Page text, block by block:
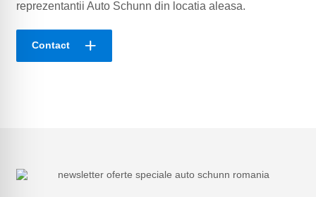
reprezentantii Auto Schunn din locatia aleasa.
Contact